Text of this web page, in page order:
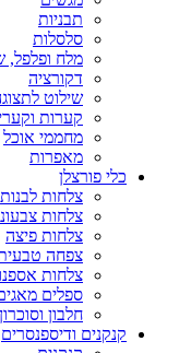
תבניות
סלסלות
מלח ופלפל,
דקורציה
שילוט
קערות
מחממי אוכל
מאפרות
כלי פורצלן
צלחות לבנות
צלחות
צלחות פיצה
צפחה
צלחות
ספלים
חלבון וסוכרון
קנקנים ודיספנסרים